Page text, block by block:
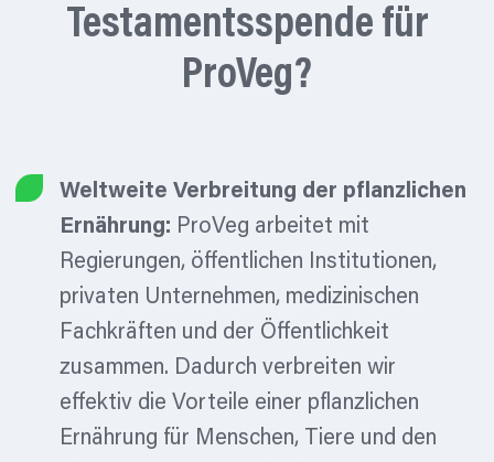
Testamentsspende für
ProVeg?
Weltweite Verbreitung der pflanzlichen
Ernährung: ProVeg arbeitet mit
Regierungen, öffentlichen Institutionen,
privaten Unternehmen, medizinischen
Fachkräften und der Öffentlichkeit
zusammen. Dadurch verbreiten wir
effektiv die Vorteile einer pflanzlichen
Ernährung für Menschen, Tiere und den